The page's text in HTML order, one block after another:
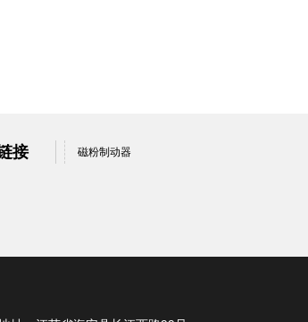
接 磁粉制动器